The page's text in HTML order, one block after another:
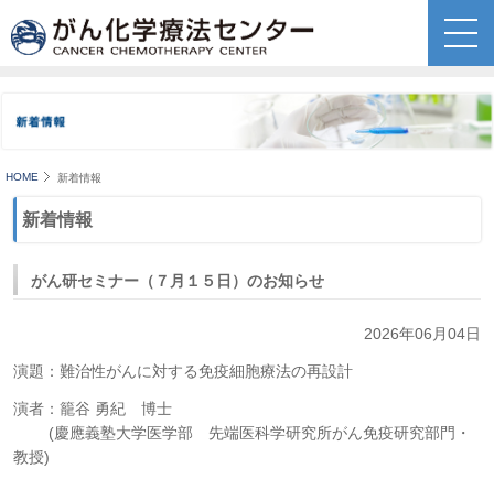
HOME 新着情報
新着情報
がん研セミナー（７月１５日）のお知らせ
2026年06月04日
演題：難治性がんに対する免疫細胞療法の再設計
演者：籠谷 勇紀 博士
(慶應義塾大学医学部 先端医科学研究所がん免疫研究部門・
教授)